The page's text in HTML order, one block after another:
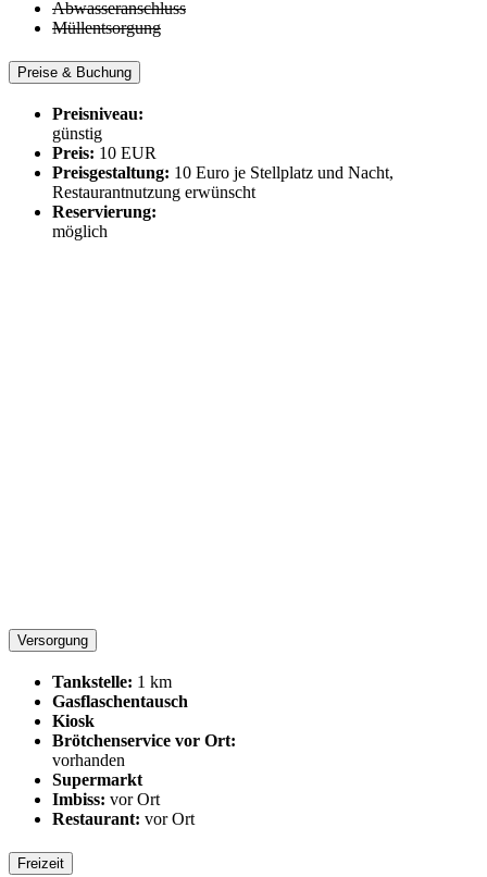
Abwasseranschluss
Müllentsorgung
Preise & Buchung
Preisniveau:
günstig
Preis: 10 EUR
Preisgestaltung: 10 Euro je Stellplatz und Nacht,
Restaurantnutzung erwünscht
Reservierung:
möglich
Versorgung
Tankstelle: 1 km
Gasflaschentausch
Kiosk
Brötchenservice vor Ort:
vorhanden
Supermarkt
Imbiss: vor Ort
Restaurant: vor Ort
Freizeit